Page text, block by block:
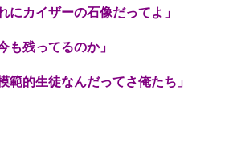
にカイザーの石像だってよ」
も残ってるのか」
範的生徒なんだってさ俺たち」